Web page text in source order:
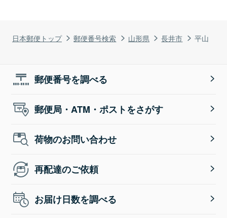
日本郵便トップ 郵便番号検索 山形県 長井市 平山
郵便番号を調べる
郵便局・ATM・ポストをさがす
荷物のお問い合わせ
再配達のご依頼
お届け日数を調べる